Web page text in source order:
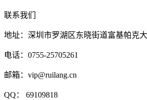
联系我们
地址：深圳市罗湖区东晓街道富基帕克
电话：0755-25705261
邮箱：vip@ruilang.cn
QQ： 69109818